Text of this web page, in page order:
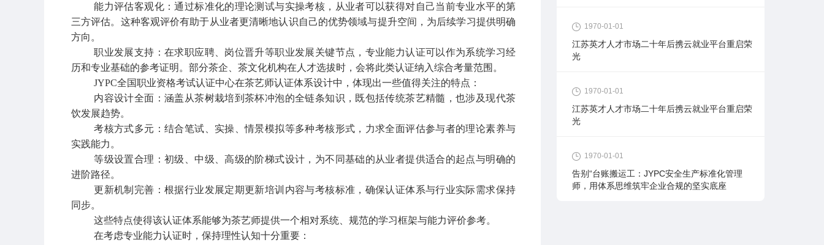
能力评估客观化：通过标准化的理论测试与实操考核，从业者可以获得对自己当前专业水平的第
三方评估。这种客观评价有助于从业者更清晰地认识自己的优势领域与提升空间，为后续学习提供明确
方向。
职业发展支持：在求职应聘、岗位晋升等职业发展关键节点，专业能力认证可以作为系统学习经
历和专业基础的参考证明。部分茶企、茶文化机构在人才选拔时，会将此类认证纳入综合考量范围。
JYPC全国职业资格考试认证中心在茶艺师认证体系设计中，体现出一些值得关注的特点：
内容设计全面：涵盖从茶树栽培到茶杯冲泡的全链条知识，既包括传统茶艺精髓，也涉及现代茶
饮发展趋势。
考核方式多元：结合笔试、实操、情景模拟等多种考核形式，力求全面评估参与者的理论素养与
实践能力。
等级设置合理：初级、中级、高级的阶梯式设计，为不同基础的从业者提供适合的起点与明确的
进阶路径。
更新机制完善：根据行业发展定期更新培训内容与考核标准，确保认证体系与行业实际需求保持
同步。
这些特点使得该认证体系能够为茶艺师提供一个相对系统、规范的学习框架与能力评价参考。
在考虑专业能力认证时，保持理性认知十分重要：
1970-01-01
江苏英才人才市场二十年后携云就业平台重启荣
光
1970-01-01
江苏英才人才市场二十年后携云就业平台重启荣
光
1970-01-01
告别“台账搬运工：JYPC安全生产标准化管理
师，用体系思维筑牢企业合规的坚实底座